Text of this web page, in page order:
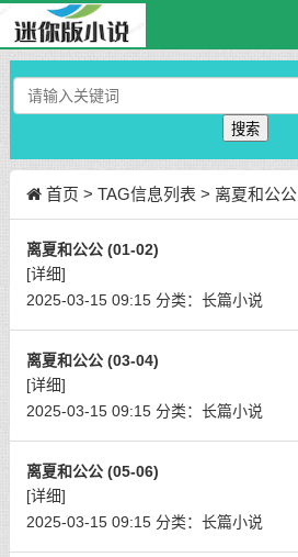
搜索
首页 > TAG信息列表 > 离夏和公公
离夏和公公 (01-02)
[详细]
2025-03-15 09:15 分类： 长篇小说
离夏和公公 (03-04)
[详细]
2025-03-15 09:15 分类： 长篇小说
离夏和公公 (05-06)
[详细]
2025-03-15 09:15 分类： 长篇小说